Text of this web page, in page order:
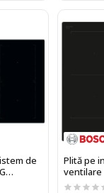
de
Plită pe
ventilare